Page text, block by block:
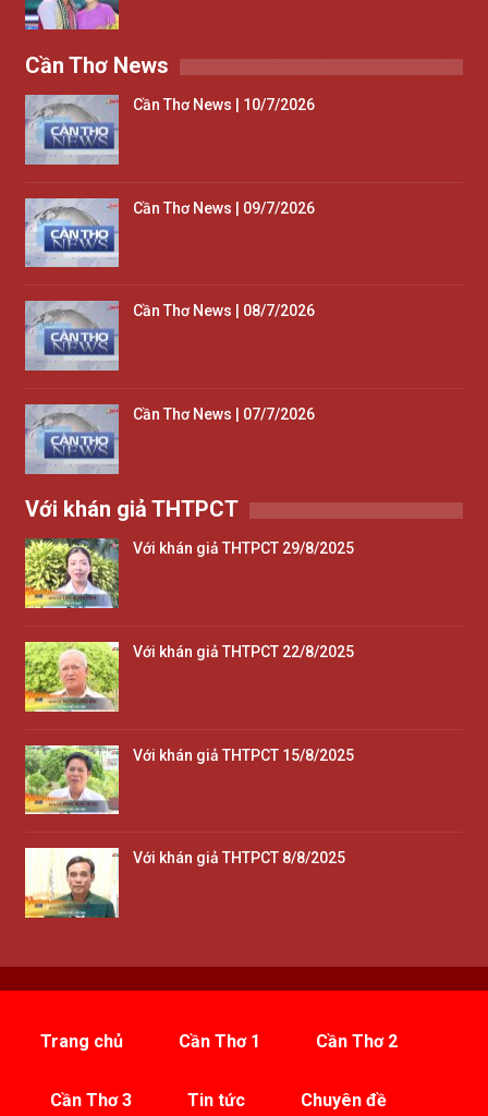
Cần Thơ News
Cần Thơ News | 10/7/2026
Cần Thơ News | 09/7/2026
Cần Thơ News | 08/7/2026
Cần Thơ News | 07/7/2026
Với khán giả THTPCT
Với khán giả THTPCT 29/8/2025
Với khán giả THTPCT 22/8/2025
Với khán giả THTPCT 15/8/2025
Với khán giả THTPCT 8/8/2025
Trang chủ Cần Thơ 1 Cần Thơ 2
Cần Thơ 3 Tin tức Chuyên đề